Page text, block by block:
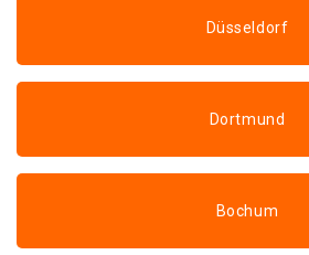
Düsseldorf
Dortmund
Bochum